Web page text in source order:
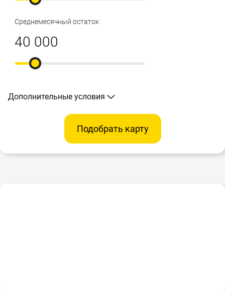
Среднемесячный остаток
Дополнительные условия
Подобрать карту